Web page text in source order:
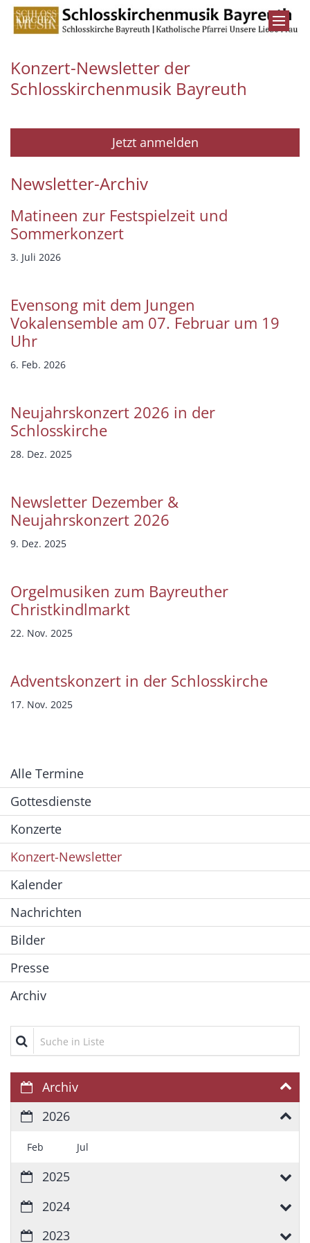
Zum Inhalt springen
Konzert-Newsletter der
Schlosskirchenmusik Bayreuth
Jetzt anmelden
Newsletter-Archiv
Matineen zur Festspielzeit und
Sommerkonzert
3. Juli 2026
Evensong mit dem Jungen
Vokalensemble am 07. Februar um 19
Uhr
6. Feb. 2026
Neujahrskonzert 2026 in der
Schlosskirche
28. Dez. 2025
Newsletter Dezember &
Neujahrskonzert 2026
9. Dez. 2025
Orgelmusiken zum Bayreuther
Christkindlmarkt
22. Nov. 2025
Adventskonzert in der Schlosskirche
17. Nov. 2025
Alle Termine
Gottesdienste
Konzerte
Konzert-Newsletter
Kalender
Nachrichten
Bilder
Presse
Archiv
Suche in Liste
Archiv
2026
Feb Jul
2025
2024
2023